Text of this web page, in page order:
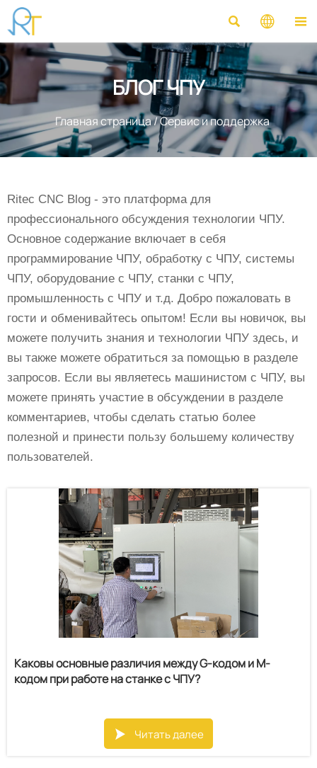
  
БЛОГ ЧПУ
Главная страница/Сервис и поддержка
Ritec CNC Blog - это платформа для
профессионального обсуждения технологии ЧПУ.
Основное содержание включает в себя
программирование ЧПУ, обработку с ЧПУ, системы
ЧПУ, оборудование с ЧПУ, станки с ЧПУ,
промышленность с ЧПУ и т.д. Добро пожаловать в
гости и обменивайтесь опытом! Если вы новичок, вы
можете получить знания и технологии ЧПУ здесь, и
вы также можете обратиться за помощью в разделе
запросов. Если вы являетесь машинистом с ЧПУ, вы
можете принять участие в обсуждении в разделе
комментариев, чтобы сделать статью более
полезной и принести пользу большему количеству
пользователей.
Каковы основные различия между G-кодом и M-
кодом при работе на станке с ЧПУ?
 Читать далее